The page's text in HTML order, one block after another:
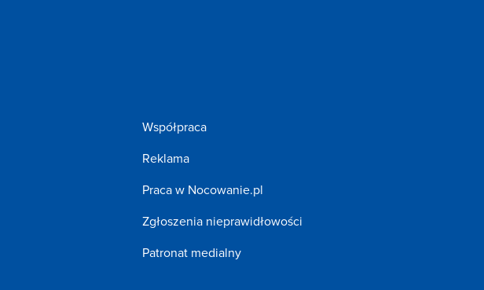
Współpraca
Reklama
Praca w Nocowanie.pl
Zgłoszenia nieprawidłowości
Patronat medialny